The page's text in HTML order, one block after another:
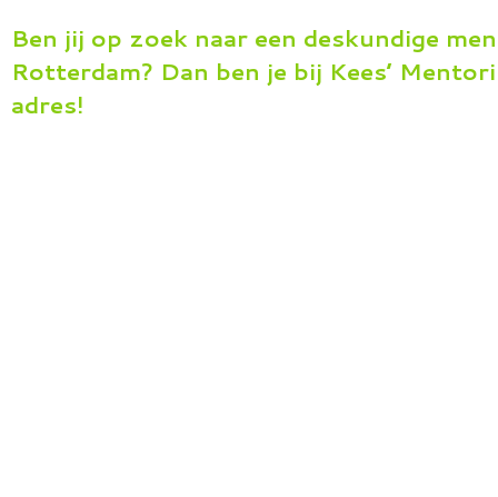
Ben jij op zoek naar een deskundige
Rotterdam? Dan ben je bij Kees’
adres!